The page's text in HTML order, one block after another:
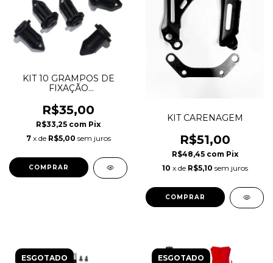
KIT 10 GRAMPOS DE
FIXAÇÃO
R$35,00
R$33,25 com Pix
7 x de R$5,00 sem juros
KIT CARENAGEM
R$51,00
R$48,45 com Pix
10 x de R$5,10 sem juros
ESGOTADO ESGOTADO